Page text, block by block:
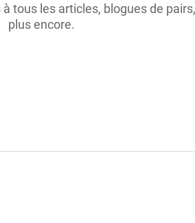
tous les articles, blogues de
plus encore.